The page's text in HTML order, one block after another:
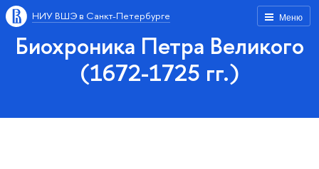
Меню
НИУ ВШЭ в Санкт-Петербурге
Биохроника Петра Великого
(1672-1725 гг.)